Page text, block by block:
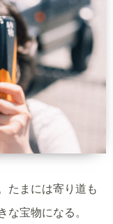
たまには寄り道も
な宝物になる。